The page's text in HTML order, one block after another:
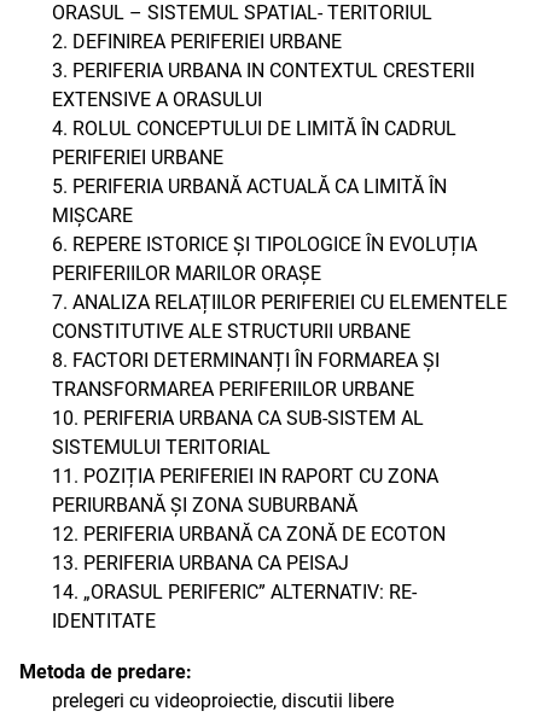
ORASUL – SISTEMUL SPATIAL- TERITORIUL
2. DEFINIREA PERIFERIEI URBANE
3. PERIFERIA URBANA IN CONTEXTUL CRESTERII
EXTENSIVE A ORASULUI
4. ROLUL CONCEPTULUI DE LIMITĂ ÎN CADRUL
PERIFERIEI URBANE
5. PERIFERIA URBANĂ ACTUALĂ CA LIMITĂ ÎN
MIȘCARE
6. REPERE ISTORICE ȘI TIPOLOGICE ÎN EVOLUȚIA
PERIFERIILOR MARILOR ORAȘE
7. ANALIZA RELAȚIILOR PERIFERIEI CU ELEMENTELE
CONSTITUTIVE ALE STRUCTURII URBANE
8. FACTORI DETERMINANȚI ÎN FORMAREA ȘI
TRANSFORMAREA PERIFERIILOR URBANE
10. PERIFERIA URBANA CA SUB-SISTEM AL
SISTEMULUI TERITORIAL
11. POZIȚIA PERIFERIEI IN RAPORT CU ZONA
PERIURBANĂ ȘI ZONA SUBURBANĂ
12. PERIFERIA URBANĂ CA ZONĂ DE ECOTON
13. PERIFERIA URBANA CA PEISAJ
14. „ORASUL PERIFERIC” ALTERNATIV: RE-
IDENTITATE
Metoda de predare:
prelegeri cu videoproiectie, discutii libere